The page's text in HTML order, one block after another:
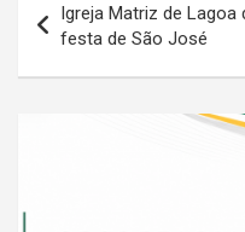
de
Post
Igreja Matriz de Lagoa
festa de São José